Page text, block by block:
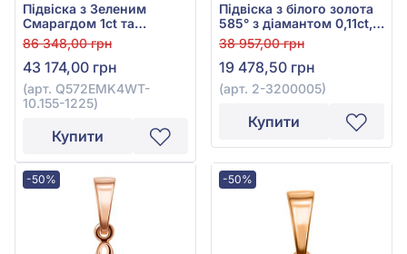
Підвіска з Зеленим
Смарагдом 1ct та
Діамантами 0,14ct із
білого золота 585°, арт.
Q572EMK4WT-10.155-
1225
86 348,00 грн
43 174,00 грн
(арт. Q572EMK4WT-
10.155-1225)
Купити
Підвіска з білого золота
585° з діамантом 0,11ct,
арт. 2-3200005
38 957,00 грн
19 478,50 грн
(арт. 2-3200005)
Купити
-50% -50%